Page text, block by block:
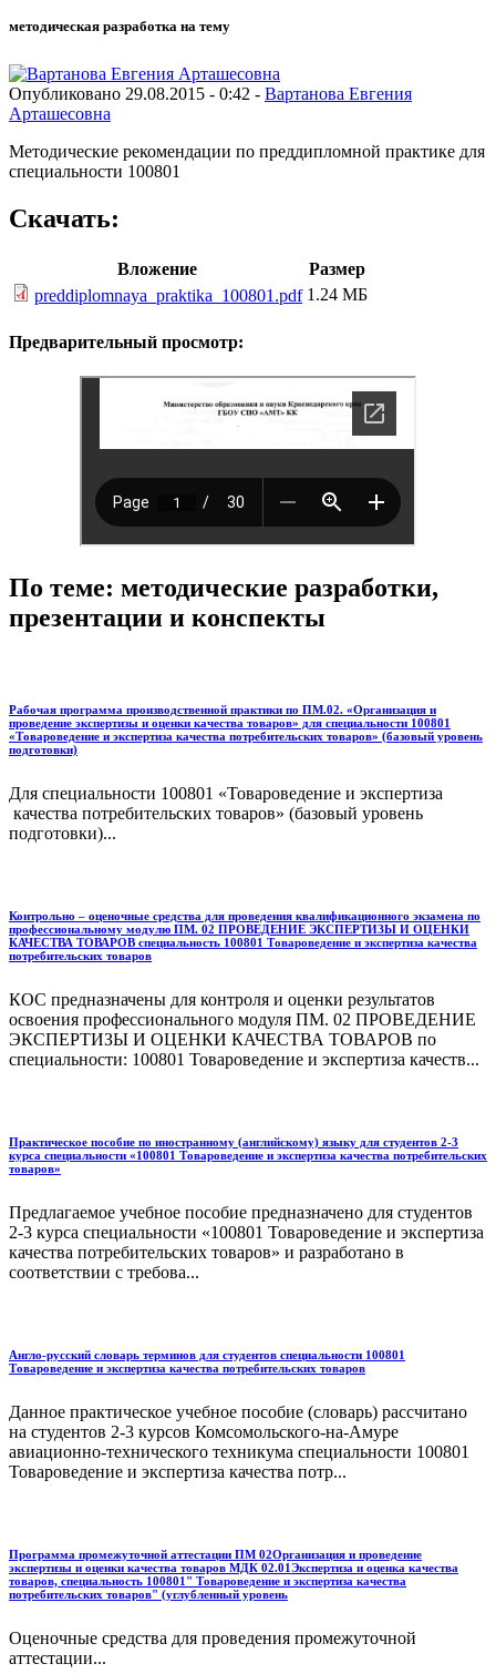
методическая разработка на тему
Опубликовано 29.08.2015 - 0:42 - Вартанова Евгения
Арташесовна
Методические рекомендации по преддипломной практике для
специальности 100801
Скачать:
Вложение
Размер
preddiplomnaya_praktika_100801.pdf 1.24 МБ
Предварительный просмотр:
По теме: методические разработки,
презентации и конспекты
Рабочая программа производственной практики по ПМ.02. «Организация и
проведение экспертизы и оценки качества товаров» для специальности 100801
«Товароведение и экспертиза качества потребительских товаров» (базовый уровень
подготовки)
Для специальности 100801 «Товароведение и экспертиза
качества потребительских товаров» (базовый уровень
подготовки)...
Контрольно – оценочные средства для проведения квалификационного экзамена по
профессиональному модулю ПМ. 02 ПРОВЕДЕНИЕ ЭКСПЕРТИЗЫ И ОЦЕНКИ
КАЧЕСТВА ТОВАРОВ специальность 100801 Товароведение и экспертиза качества
потребительских товаров
КОС предназначены для контроля и оценки результатов
освоения профессионального модуля ПМ. 02 ПРОВЕДЕНИЕ
ЭКСПЕРТИЗЫ И ОЦЕНКИ КАЧЕСТВА ТОВАРОВ по
специальности: 100801 Товароведение и экспертиза качеств...
Практическое пособие по иностранному (английскому) языку для студентов 2-3
курса специальности «100801 Товароведение и экспертиза качества потребительских
товаров»
Предлагаемое учебное пособие предназначено для студентов
2-3 курса специальности «100801 Товароведение и экспертиза
качества потребительских товаров» и разработано в
соответствии с требова...
Англо-русский словарь терминов для студентов специальности 100801
Товароведение и экспертиза качества потребительских товаров
Данное практическое учебное пособие (словарь) рассчитано
на студентов 2-3 курсов Комсомольского-на-Амуре
авиационно-технического техникума специальности 100801
Товароведение и экспертиза качества потр...
Программа промежуточной аттестации ПМ 02Организация и проведение
экспертизы и оценки качества товаров МДК 02.01Экспертиза и оценка качества
товаров, специальность 100801" Товароведение и экспертиза качества
потребительских товаров" (углубленный уровень
Оценочные средства для проведения промежуточной
аттестации...